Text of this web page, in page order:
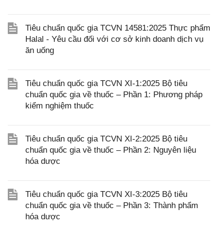
Tiêu chuẩn quốc gia TCVN 14581:2025 Thực phẩm
Halal - Yêu cầu đối với cơ sở kinh doanh dịch vụ
ăn uống
Tiêu chuẩn quốc gia TCVN XI-1:2025 Bộ tiêu
chuẩn quốc gia về thuốc – Phần 1: Phương pháp
kiểm nghiệm thuốc
Tiêu chuẩn quốc gia TCVN XI-2:2025 Bộ tiêu
chuẩn quốc gia về thuốc – Phần 2: Nguyên liệu
hóa dược
Tiêu chuẩn quốc gia TCVN XI-3:2025 Bộ tiêu
chuẩn quốc gia về thuốc – Phần 3: Thành phẩm
hóa dược